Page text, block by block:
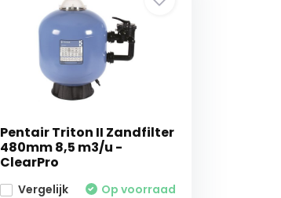
Pentair Triton II Zandfilter
480mm 8,5 m3/u -
ClearPro
Vergelijk Op voorraad